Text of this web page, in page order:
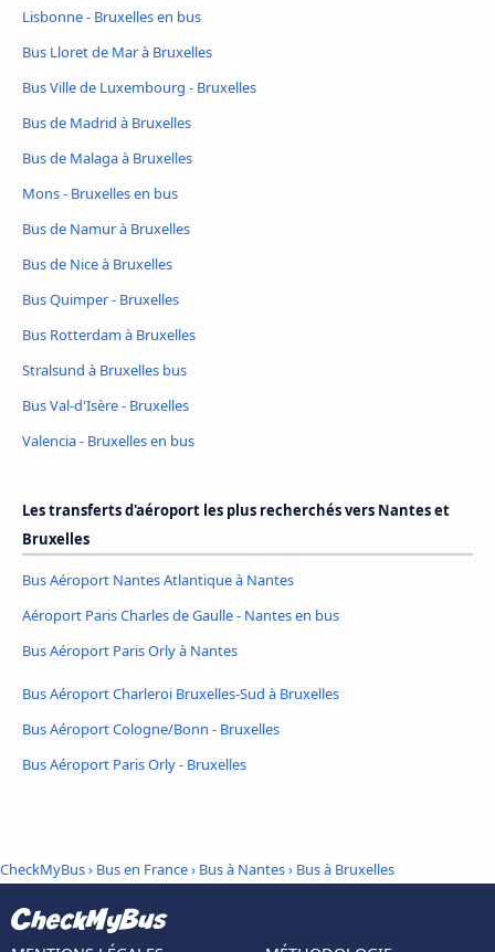
Lisbonne - Bruxelles en bus
Bus Lloret de Mar à Bruxelles
Bus Ville de Luxembourg - Bruxelles
Bus de Madrid à Bruxelles
Bus de Malaga à Bruxelles
Mons - Bruxelles en bus
Bus de Namur à Bruxelles
Bus de Nice à Bruxelles
Bus Quimper - Bruxelles
Bus Rotterdam à Bruxelles
Stralsund à Bruxelles bus
Bus Val-d'Isère - Bruxelles
Valencia - Bruxelles en bus
Les transferts d'aéroport les plus recherchés vers Nantes et
Bruxelles
Bus Aéroport Nantes Atlantique à Nantes
Aéroport Paris Charles de Gaulle - Nantes en bus
Bus Aéroport Paris Orly à Nantes
Bus Aéroport Charleroi Bruxelles-Sud à Bruxelles
Bus Aéroport Cologne/Bonn - Bruxelles
Bus Aéroport Paris Orly - Bruxelles
CheckMyBus› Bus en France› Bus à Nantes› Bus à Bruxelles